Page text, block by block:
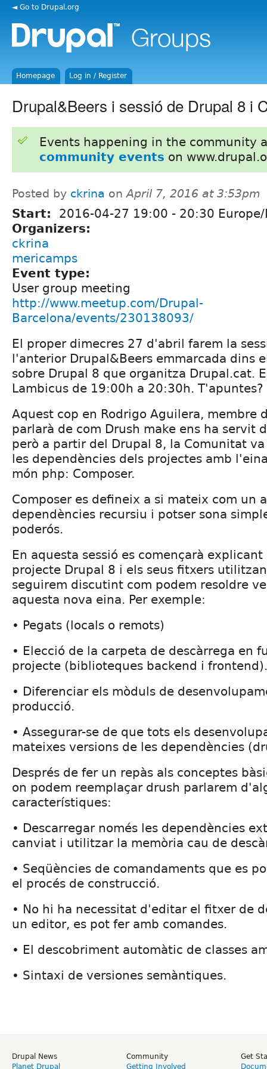
◄ Go to Drupal.org
Homepage Log in / Register
Drupal&Beers i sessió de Drupal 8 i
Events happening in the community
community events on
Posted by ckrina onApril 7, 2016 at 3:53pm
Start: 2016-04-27 19:00 - 20:30
Organizers:
ckrina
mericamps
Event type:
User group meeting
http://www.meetup.com/Drupal-
Barcelona/events/230138093/
El proper dimecres 27 d'abril farem la
l'anterior Drupal&Beers emmarcada dins
sobre Drupal 8 que organitza Drupal.cat.
Lambicus de 19:00h a 20:30h. T'apuntes?
Aquest cop en Rodrigo Aguilera, membre
parlarà de com Drush make ens ha servit
però a partir del Drupal 8, la Comunitat
les dependències dels projectes amb
món php: Composer.
Composer es defineix a si mateix com un
dependències recursiu i potser sona
poderós.
En aquesta sessió es començarà
projecte Drupal 8 i els seus fitxers
seguirem discutint com podem resoldre
aquesta nova eina. Per exemple:
• Pegats (locals o remots)
• Elecció de la carpeta de descàrrega en
projecte (biblioteques backend i frontend).
• Diferenciar els mòduls de
producció.
• Assegurar-se de que tots els
mateixes versions de les dependències
Després de fer un repàs als conceptes
on podem reemplaçar drush parlarem
característiques:
• Descarregar només les dependències
canviat i utilitzar la memòria cau de
• Seqüències de comandaments que es
el procés de construcció.
• No hi ha necessitat d'editar el fitxer de
un editor, es pot fer amb comandes.
• El descobriment automàtic de classes
• Sintaxi de versiones semàntiques.
Drupal News
Planet Drupal
Community
Getting Involved
Get